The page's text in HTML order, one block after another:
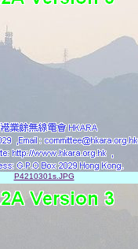
P4210301s.JPG